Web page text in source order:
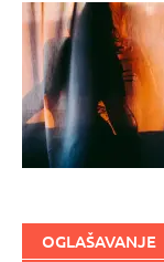
OGLAŠAVANJE